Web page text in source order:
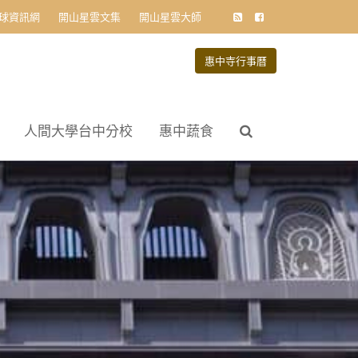
資訊網 開山星雲文集 開山星雲大師
惠中寺行事曆
人間大學台中分校 惠中蔬食